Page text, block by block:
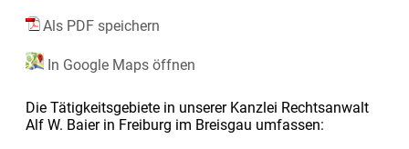
Als PDF speichern
In Google Maps öffnen
Die Tätigkeitsgebiete in unserer Kanzlei Rechtsanwalt
Alf W. Baier in Freiburg im Breisgau umfassen: